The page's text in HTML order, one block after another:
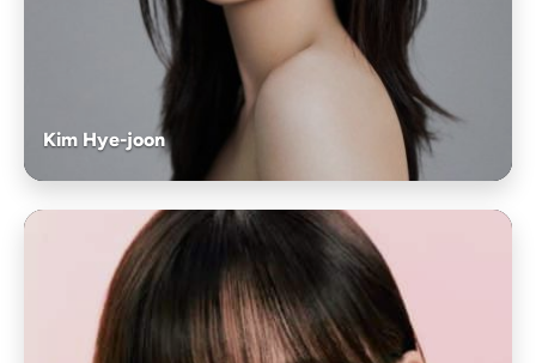
Kim Hye-joon